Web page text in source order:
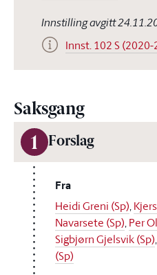
Innstilling avgitt
Innst. 102 S
Saksgang
1 Forslag
Fra
Heidi Greni (Sp),
Navarsete (Sp),Per
Sigbjørn Gjelsvik (Sp),
(Sp)